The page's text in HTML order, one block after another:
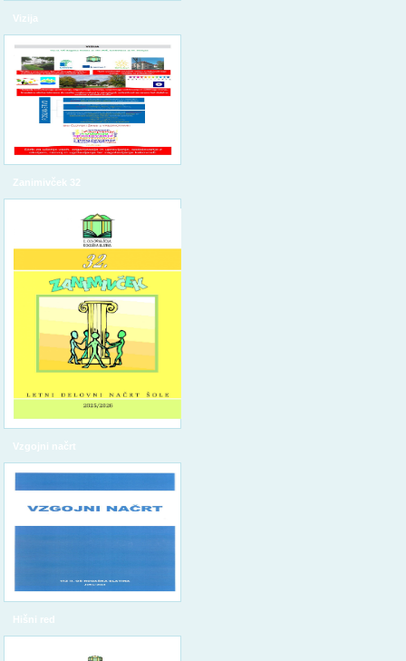
Vizija
Zanimivček 32
Vzgojni načrt
Hišni red